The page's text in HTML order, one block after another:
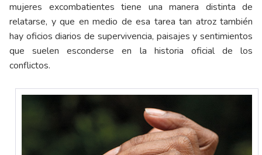
mujeres excombatientes tiene una manera distinta de
relatarse, y que en medio de esa tarea tan atroz también
hay oficios diarios de supervivencia, paisajes y sentimientos
que suelen esconderse en la historia oficial de los
conflictos.